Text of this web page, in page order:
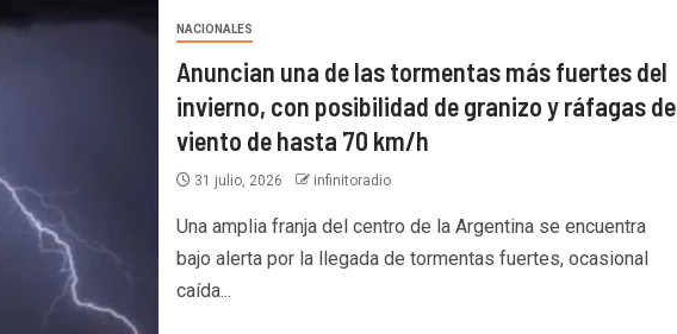
NACIONALES
Anuncian una de las tormentas más fuertes del
invierno, con posibilidad de granizo y ráfagas de
viento de hasta 70 km/h
31 julio, 2026 infinitoradio
Una amplia franja del centro de la Argentina se encuentra
bajo alerta por la llegada de tormentas fuertes, ocasional
caída...